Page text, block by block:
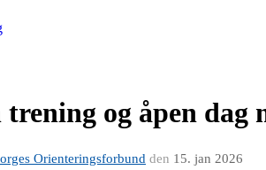
trening og åpen dag
Orienteringsforbund den 15. jan 2026